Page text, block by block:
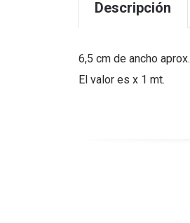
Descripción
6,5 cm de ancho aprox.
El valor es x 1 mt.